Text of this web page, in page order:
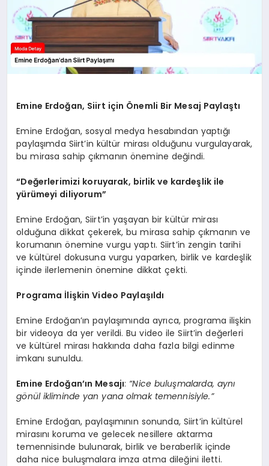
YAŞAM
Emine Erdoğan, Siirt için Önemli Bir Mesaj Paylaştı
Emine Erdoğan, sosyal medya hesabından yaptığı
paylaşımda Siirt’in kültür mirası olduğunu vurgulayarak,
bu mirasa sahip çıkmanın önemine değindi.
“Değerlerimizi koruyarak, birlik ve kardeşlik ile
yürümeyi diliyorum”
Emine Erdoğan, Siirt’in yaşayan bir kültür mirası
olduğuna dikkat çekerek, bu mirasa sahip çıkmanın ve
korumanın önemine vurgu yaptı. Siirt’in zengin tarihi
ve kültürel dokusuna vurgu yaparken, birlik ve kardeşlik
içinde ilerlemenin önemine dikkat çekti.
Programa İlişkin Video Paylaşıldı
Emine Erdoğan’ın paylaşımında ayrıca, programa ilişkin
bir videoya da yer verildi. Bu video ile Siirt’in değerleri
ve kültürel mirası hakkında daha fazla bilgi edinme
imkanı sunuldu.
Emine Erdoğan’ın Mesajı: “Nice buluşmalarda, aynı
gönül ikliminde yan yana olmak temennisiyle.”
Emine Erdoğan, paylaşımının sonunda, Siirt’in kültürel
mirasını koruma ve gelecek nesillere aktarma
temennisinde bulunarak, birlik ve beraberlik içinde
daha nice buluşmalara imza atma dileğini iletti.